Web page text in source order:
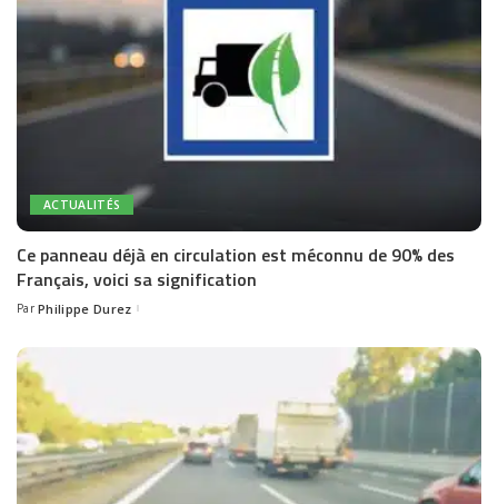
ACTUALITÉS
Ce panneau déjà en circulation est méconnu de 90% des
Français, voici sa signification
Posted
Par Philippe Durez